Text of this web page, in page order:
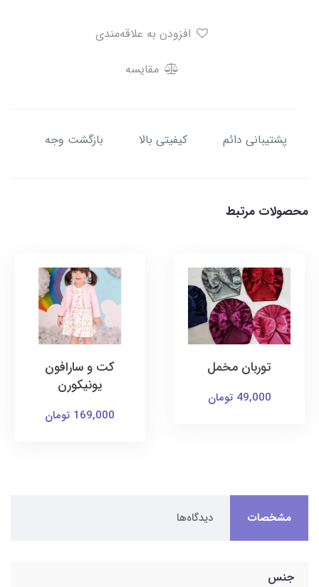
مقایسه
پشتیبانی دائم کیفیتی بالا بازگشت وجه
محصولات مرتبط
توربان مخمل
49,000 تومان
کت و سارافون
یونیکورن
169,000 تومان
مشخصات دیدگاه‌ها
جنس